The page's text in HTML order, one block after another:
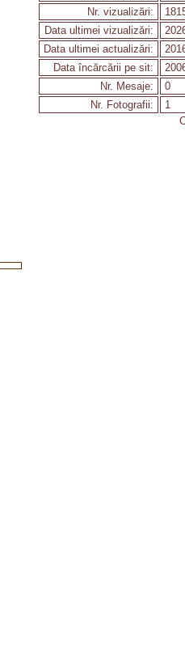
Nr. vizualizări:
Data ultimei vizualizări:
Data ultimei actualizări:
Data încărcării pe sit:
Nr. Mesaje:
0
Nr. Fotografii:
1